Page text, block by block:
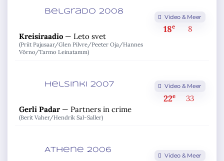
Belgrado 2008
Kreisiraadio— Leto svet
(Priit Pajusaar/Glen Pilvre/Peeter Oja/Hannes
Võrno/Tarmo Leinatamm)
Video & Meer
18e 8
Helsinki 2007
Gerli Padar— Partners in crime
(Berit Vaher/Hendrik Sal-Saller)
Video & Meer
22e 33
Athene 2006
Video & Meer